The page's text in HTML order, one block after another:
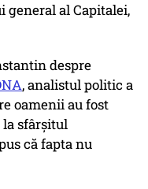
general al Capitalei,
despre
, analistul politic a
oamenii au fost
la sfârșitul
că fapta nu